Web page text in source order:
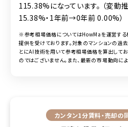
115.38%になっています。 （変
15.38%・1年前→0年前 0.00%）
※参考相場価格についてはHowMaを運営する
提供を受けております。対象のマンションの
とにAI技術を用いて参考相場価格を算出して
のではございません。また、最新の市場動向に
カンタン1分賃料・売却の